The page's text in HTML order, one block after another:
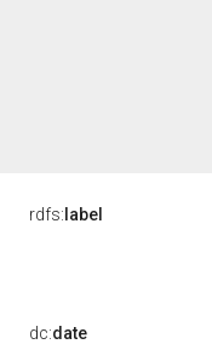
rdfs: label
dc:date